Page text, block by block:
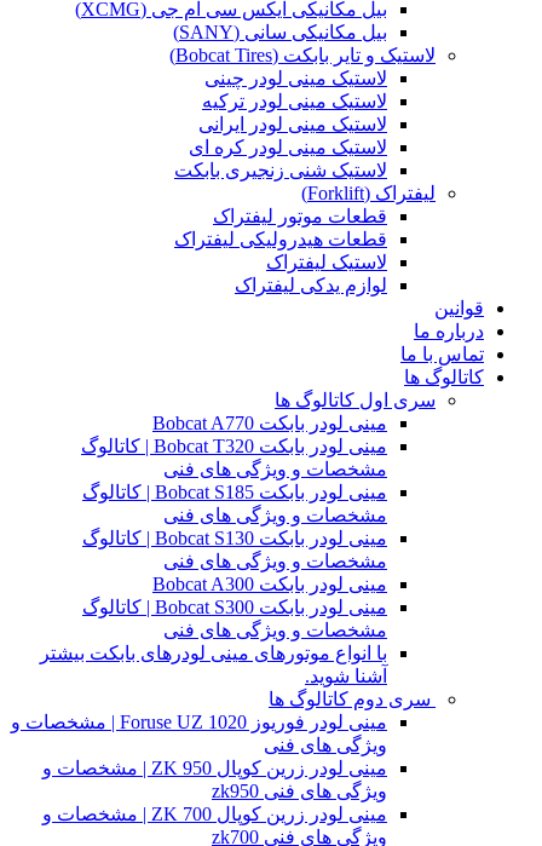
بیل مکانیکی ایکس سی ام جی (XCMG)
بیل مکانیکی سانی (SANY)
لاستیک و تایر بابکت (Bobcat Tires)
لاستیک مینی لودر چینی
لاستیک مینی لودر ترکیه
لاستیک مینی لودر ایرانی
لاستیک مینی لودر کره ای
لاستیک شنی زنجیری بابکت
لیفتراک (Forklift)
قطعات موتور لیفتراک
قطعات هیدرولیکی لیفتراک
لاستیک لیفتراک
لوازم یدکی لیفتراک
قوانین
درباره ما
تماس با ما
کاتالوگ ها
سری اول کاتالوگ ها
مینی لودر بابکت Bobcat A770
مینی لودر بابکت Bobcat T320 | کاتالوگ
مشخصات و ویژگی های فنی
مینی لودر بابکت Bobcat S185 | کاتالوگ
مشخصات و ویژگی های فنی
مینی لودر بابکت Bobcat S130 | کاتالوگ
مشخصات و ویژگی های فنی
مینی لودر بابکت Bobcat A300
مینی لودر بابکت Bobcat S300 | کاتالوگ
مشخصات و ویژگی های فنی
با انواع موتورهای مینی لودرهای بابکت بیشتر
آشنا شوید.
سری دوم کاتالوگ ها
مینی لودر فوریوز Foruse UZ 1020 | مشخصات و
ویژگی های فنی
مینی لودر زرین کوپال ZK 950 | مشخصات و
ویژگی های فنی zk950
مینی لودر زرین کوپال ZK 700 | مشخصات و
ویژگی های فنی zk700